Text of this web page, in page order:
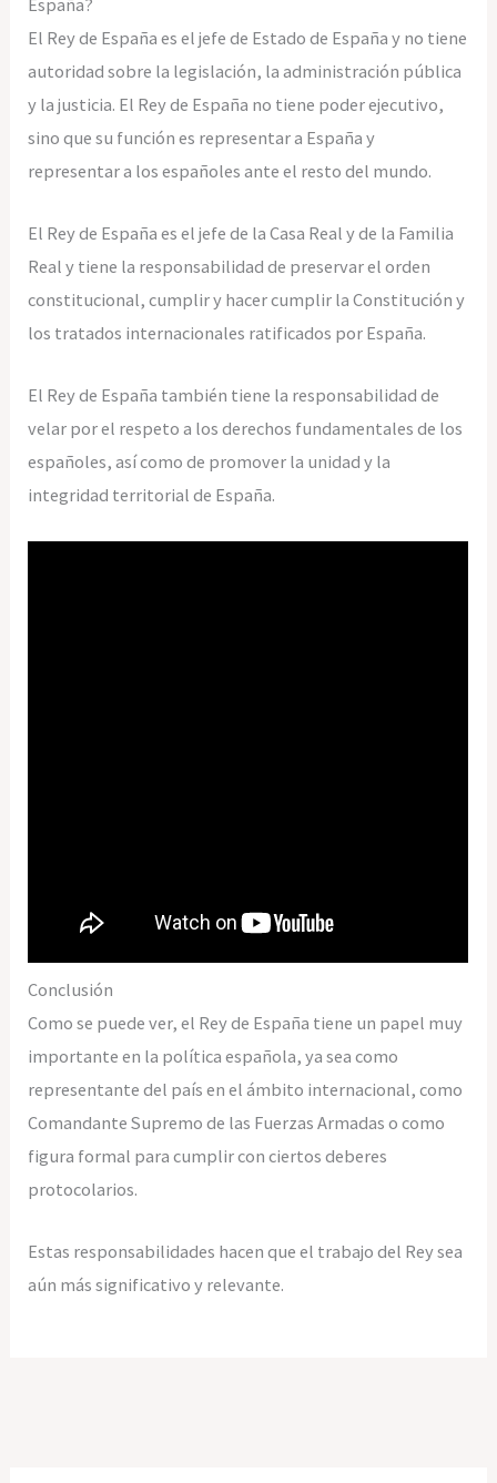
El Rey de España es el jefe de Estado de España y no tiene
autoridad sobre la legislación, la administración pública
y la justicia. El Rey de España no tiene poder ejecutivo,
sino que su función es representar a España y
representar a los españoles ante el resto del mundo.
El Rey de España es el jefe de la Casa Real y de la Familia
Real y tiene la responsabilidad de preservar el orden
constitucional, cumplir y hacer cumplir la Constitución y
los tratados internacionales ratificados por España.
El Rey de España también tiene la responsabilidad de
velar por el respeto a los derechos fundamentales de los
españoles, así como de promover la unidad y la
integridad territorial de España.
Conclusión
Como se puede ver, el Rey de España tiene un papel muy
importante en la política española, ya sea como
representante del país en el ámbito internacional, como
Comandante Supremo de las Fuerzas Armadas o como
figura formal para cumplir con ciertos deberes
protocolarios.
Estas responsabilidades hacen que el trabajo del Rey sea
aún más significativo y relevante.